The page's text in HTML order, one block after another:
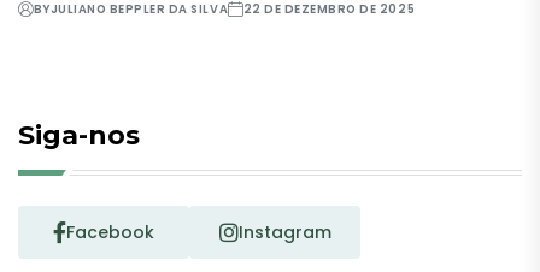
BYJULIANO BEPPLER DA SILVA 22 DE DEZEMBRO DE 2025
Siga-nos
Facebook Instagram